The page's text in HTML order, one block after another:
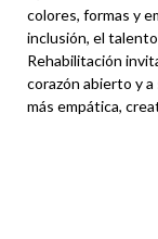
colores, formas y
inclusión, el
Rehabilitación
corazón abierto y
más empática,